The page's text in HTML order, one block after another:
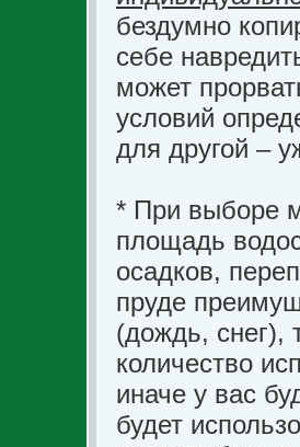
бездумно
себе
может
условий
для другой –
* При выборе
площадь
осадков,
пруде
(дождь, снег),
количество
иначе у вас
будет